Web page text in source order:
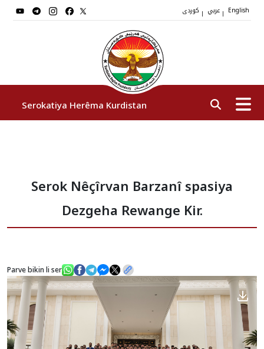
| | English
Serokatiya Herêma Kurdistan
Cîgirên Serok
Stafê Serokatiyê
Sazî
Nûçe
Galerî
Serok Nêçîrvan Barzanî spasiya
Dezgeha Rewange Kir.
Parve bikin li ser